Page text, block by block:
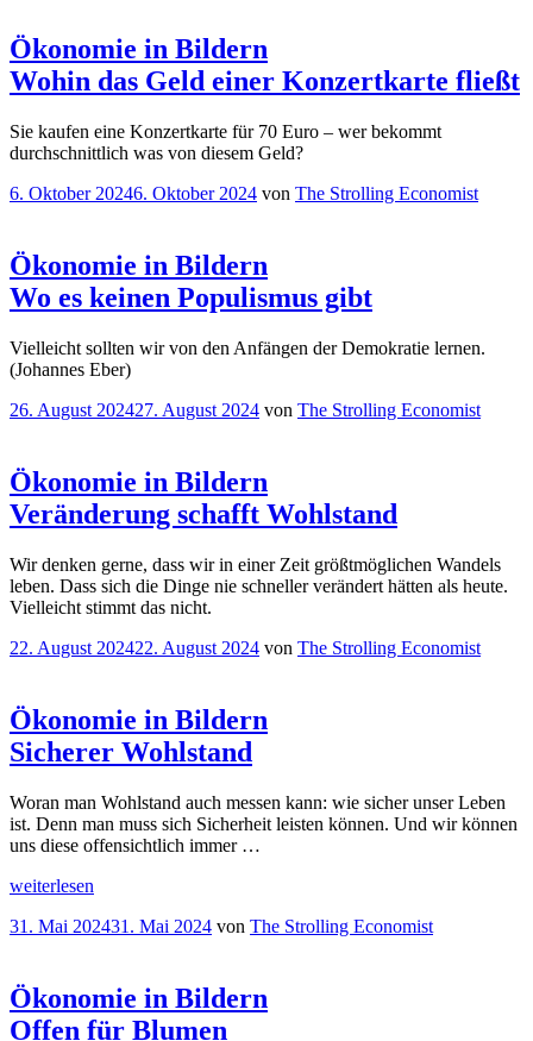
Ökonomie in Bildern
Wohin das Geld einer Konzertkarte fließt
Sie kaufen eine Konzertkarte für 70 Euro – wer bekommt
durchschnittlich was von diesem Geld?
Veröffentlicht
6. Oktober 20246. Oktober 2024 von The Strolling Economist
Ökonomie in Bildern
Wo es keinen Populismus gibt
Vielleicht sollten wir von den Anfängen der Demokratie lernen.
(Johannes Eber)
Veröffentlicht
26. August 202427. August 2024 von The Strolling Economist
Ökonomie in Bildern
Veränderung schafft Wohlstand
Wir denken gerne, dass wir in einer Zeit größtmöglichen Wandels
leben. Dass sich die Dinge nie schneller verändert hätten als heute.
Vielleicht stimmt das nicht.
Veröffentlicht
22. August 202422. August 2024 von The Strolling Economist
Ökonomie in Bildern
Sicherer Wohlstand
Woran man Wohlstand auch messen kann: wie sicher unser Leben
ist. Denn man muss sich Sicherheit leisten können. Und wir können
uns diese offensichtlich immer …
„Ökonomie
Bildern
weiterlesen
Veröffentlicht
31. Mai 202431. Mai 2024 von The Strolling Economist
Ökonomie in Bildern
Offen für Blumen